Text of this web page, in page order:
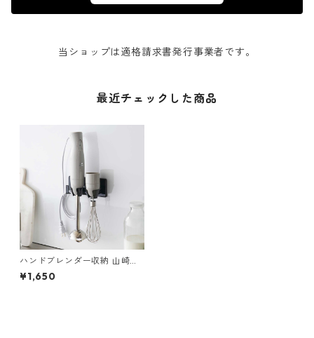
当ショップは適格請求書発行事業者です。
最近チェックした商品
ハンドブレンダー収納 山崎実
業 tower タワー フィルムフッ
クハンドブレンダーホルダー
¥1,650